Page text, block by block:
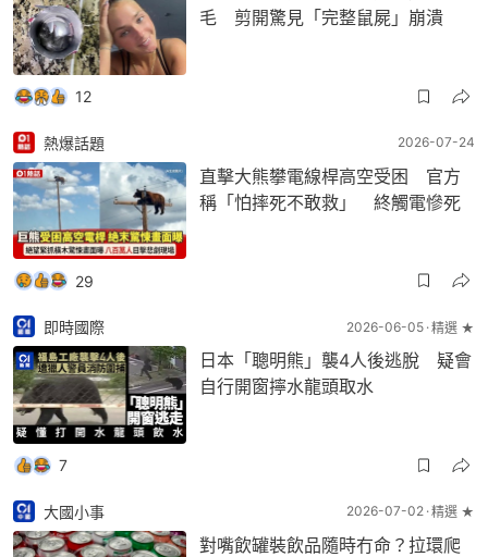
毛 剪開驚見「完整鼠屍」崩潰
12
熱爆話題 2026-07-24
直擊大熊攀電線桿高空受困 官方
稱「怕摔死不敢救」 終觸電慘死
29
即時國際 2026-06-05 精選 ★
日本「聰明熊」襲4人後逃脫 疑會
自行開窗擰水龍頭取水
7
大國小事 2026-07-02 精選 ★
對嘴飲罐裝飲品隨時冇命？拉環爬